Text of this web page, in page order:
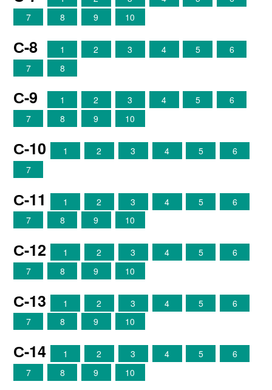
7
8 9 10
С-8 1 2 3 4 5
6
7
8
С-9 1 2 3 4 5
6
7
8 9 10
С-10 1 2 3 4 5
6
7
С-11 1 2 3 4 5
6
7
8 9 10
С-12 1 2 3 4 5
6
7
8 9 10
С-13 1 2 3 4 5
6
7
8 9 10
С-14 1 2 3 4 5
6
7
8 9 10